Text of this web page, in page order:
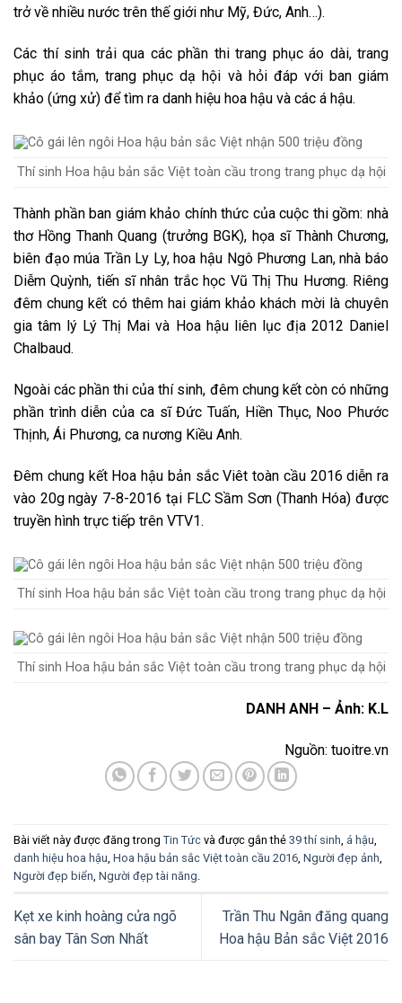
trở về nhiều nước trên thế giới như Mỹ, Đức, Anh…).
Các thí sinh trải qua các phần thi trang phục áo dài, trang
phục áo tắm, trang phục dạ hội và hỏi đáp với ban giám
khảo (ứng xử) để tìm ra danh hiệu hoa hậu và các á hậu.
Thí sinh Hoa hậu bản sắc Việt toàn cầu trong trang phục dạ hội
Thành phần ban giám khảo chính thức của cuộc thi gồm: nhà
thơ Hồng Thanh Quang (trưởng BGK), họa sĩ Thành Chương,
biên đạo múa Trần Ly Ly, hoa hậu Ngô Phương Lan, nhà báo
Diễm Quỳnh, tiến sĩ nhân trắc học Vũ Thị Thu Hương. Riêng
đêm chung kết có thêm hai giám khảo khách mời là chuyên
gia tâm lý Lý Thị Mai và Hoa hậu liên lục địa 2012 Daniel
Chalbaud.
Ngoài các phần thi của thí sinh, đêm chung kết còn có những
phần trình diễn của ca sĩ Đức Tuấn, Hiền Thục, Noo Phước
Thịnh, Ái Phương, ca nương Kiều Anh.
Đêm chung kết Hoa hậu bản sắc Viêt toàn cầu 2016 diễn ra
vào 20g ngày 7-8-2016 tại FLC Sầm Sơn (Thanh Hóa) được
truyền hình trực tiếp trên VTV1.
Thí sinh Hoa hậu bản sắc Việt toàn cầu trong trang phục dạ hội
Thí sinh Hoa hậu bản sắc Việt toàn cầu trong trang phục dạ hội
DANH ANH – Ảnh: K.L
Nguồn: tuoitre.vn
Bài viết này được đăng trong Tin Tức và được gắn thẻ 39 thí sinh á hậu
danh hiệu hoa hậu Hoa hậu bản sắc Việt toàn cầu 2016 Người đẹp ảnh
Người đẹp biển Người đẹp tài năng
Kẹt xe kinh hoàng cửa ngõ
sân bay Tân Sơn Nhất
Trần Thu Ngân đăng quang
Hoa hậu Bản sắc Việt 2016